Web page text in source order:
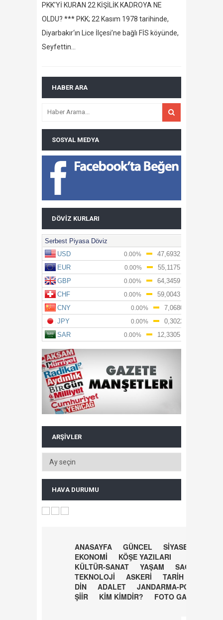
PKK’Yİ KURAN 22 KİŞİLİK KADROYA NE
OLDU? *** PKK; 22 Kasım 1978 tarihinde,
Diyarbakır‘ın Lice İlçesi’ne bağlı FİS köyünde,
Seyfettin…
HABER ARA
SOSYAL MEDYA
DÖVIZ KURLARI
ARŞIVLER
HAVA DURUMU
ANASAYFA GÜNCEL
SİYASET
EKONOMİ
KÖŞE YAZILARI
KÜLTÜR-SANAT
YAŞAM
SAĞLIK
TEKNOLOJİ
ASKERİ
TARİH
DİN
ADALET
JANDARMA-POLİS
ŞİİR
KİM KİMDİR? FOTO GALERİ